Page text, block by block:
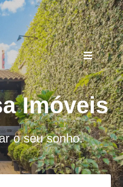
Imóveis
o seu sonho.